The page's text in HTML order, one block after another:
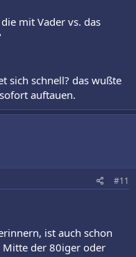
mit Vader vs. das
sich schnell? das wußte
auftauen.
#11
ist auch schon
Mitte der 80iger oder